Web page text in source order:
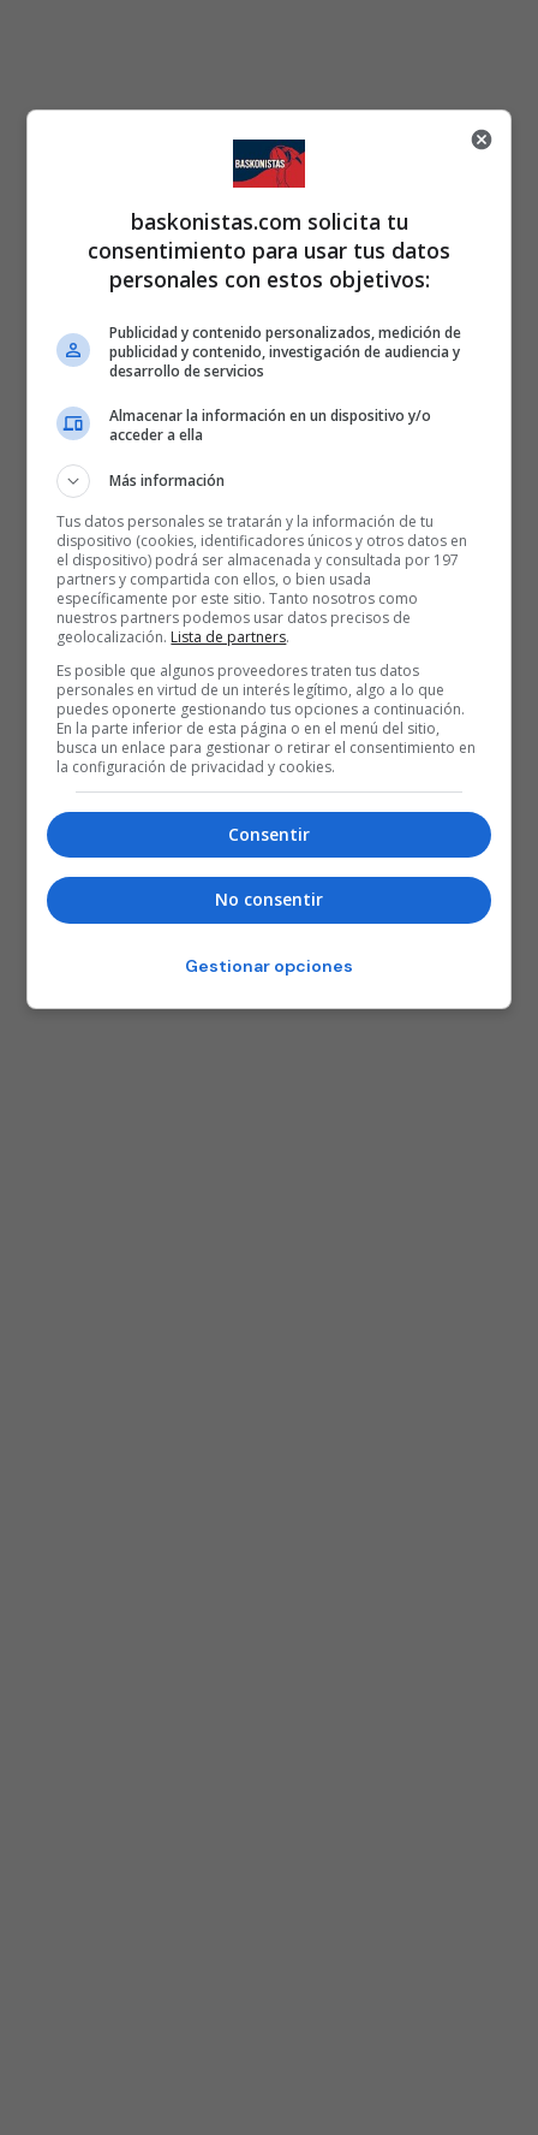
baskonistas.com solicita tu
consentimiento para usar tus datos
personales con estos objetivos:
Publicidad y contenido personalizados, medición de
publicidad y contenido, investigación de audiencia y
desarrollo de servicios
Almacenar la información en un dispositivo y/o
acceder a ella
Más información
Tus datos personales se tratarán y la información de tu
dispositivo (cookies, identificadores únicos y otros datos en
el dispositivo) podrá ser almacenada y consultada por 197
partners y compartida con ellos, o bien usada
específicamente por este sitio. Tanto nosotros como
nuestros partners podemos usar datos precisos de
geolocalización. Lista de partners.
Es posible que algunos proveedores traten tus datos
personales en virtud de un interés legítimo, algo a lo que
puedes oponerte gestionando tus opciones a continuación.
En la parte inferior de esta página o en el menú del sitio,
busca un enlace para gestionar o retirar el consentimiento en
la configuración de privacidad y cookies.
Consentir
No consentir
Gestionar opciones